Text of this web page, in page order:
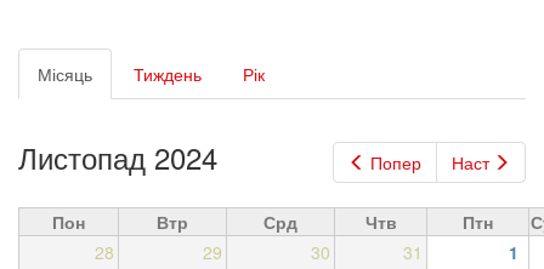
Первинні
вкладки
Місяць (активна
вкладка)
Тиждень Рік
Попер Наст
Листопад 2024
Пон Втр Срд Чтв Птн
28
29 30 31 1